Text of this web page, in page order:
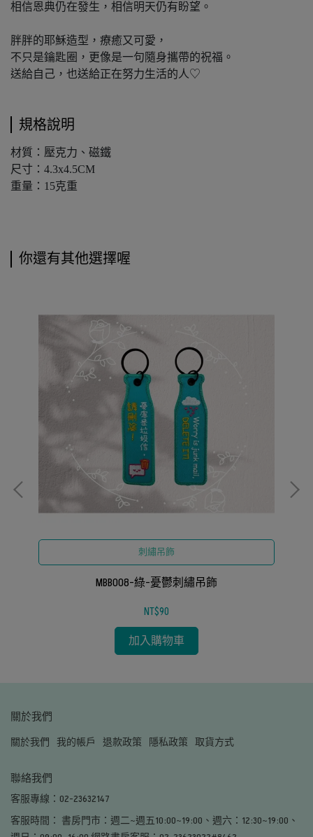
相信恩典仍在發生，相信明天仍有盼望。
胖胖的耶穌造型，療癒又可愛，
不只是鑰匙圈，更像是一句隨身攜帶的祝福。
送給自己，也送給正在努力生活的人♡
規格說明
材質：壓克力、磁鐵
尺寸：4.3x4.5CM
重量：15克重
你還有其他選擇喔
刺繡吊飾
MBB008-綠-憂鬱刺繡吊飾
NT$90
加入購物車
關於我們
關於我們 我的帳戶 退款政策 隱私政策 取貨方式
聯絡我們
客服專線：02-23632147
客服時間： 書房門市：週二~週五10:00~19:00、週六：12:30~19:00、